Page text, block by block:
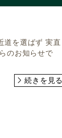
道を選ばず 実直
のお知らせで
続きを見る